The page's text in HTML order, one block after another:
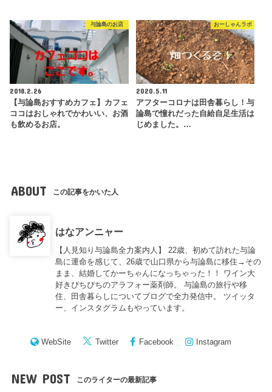
与論島のお店
2018.2.26
【与論島おすすめカフェ】カフェ
ココはおしゃれでかわいい、お酒
も飲めるお店。
おーしゃんラボ
2020.5.11
アフターコロナは田舎暮らし！与
論島で憧れだった自給自足生活は
じめました。…
ABOUT この記事をかいた人
はなアンニャー
【人見知り与論島全力案内人】 22歳、初めて訪れた与論
島に運命を感じて、26歳で山口県から与論島に移住→その
まま、結婚してかーちゃんになっちゃった！！ ワイン大
好きぴちぴちのアラフォー薬剤師。 与論島の旅行や移
住、田舎暮らしについてブログで全力発信中。 ツイッタ
ー、インスタグラムもやっています。
WebSite Twitter Facebook Instagram
NEW POST このライターの最新記事